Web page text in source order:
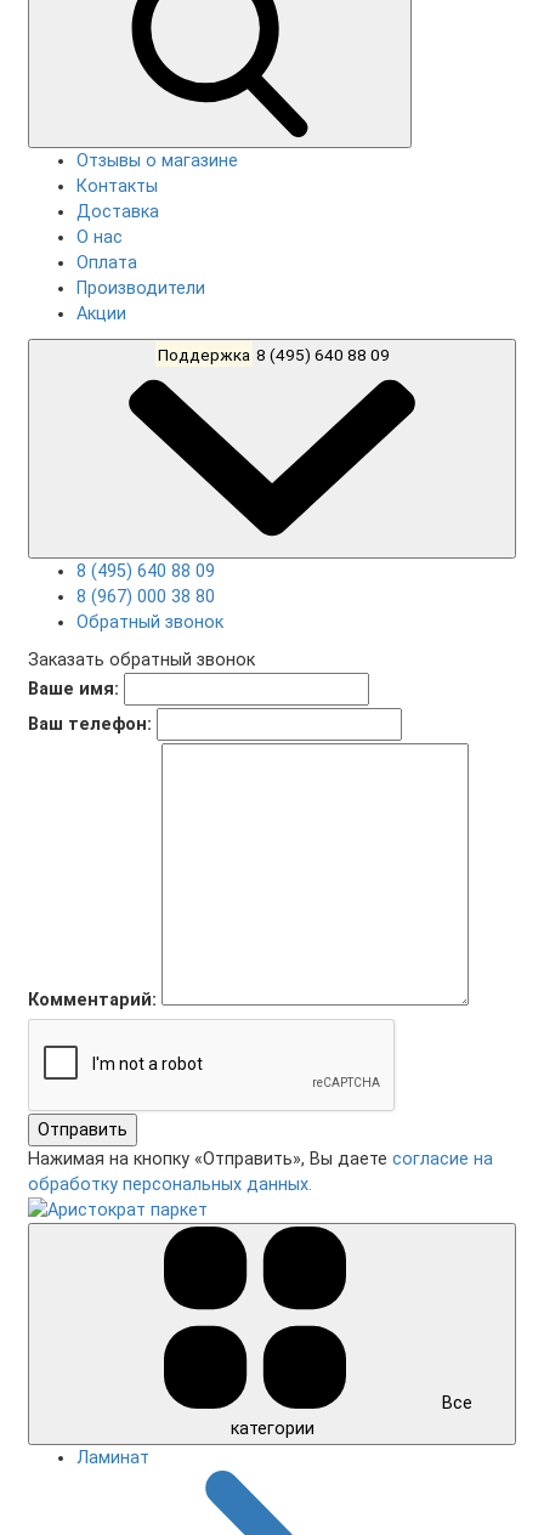
Отзывы о магазине
Контакты
Доставка
О нас
Оплата
Производители
Акции
Поддержка
8 (495) 640 88 09
8 (967) 000 38 80
Обратный звонок
Заказать обратный звонок
Ваше имя:
Ваш телефон:
Комментарий:
Отправить
Нажимая на кнопку «Отправить», Вы даете согласие на
обработку персональных данных.
Все
категории
Ламинат